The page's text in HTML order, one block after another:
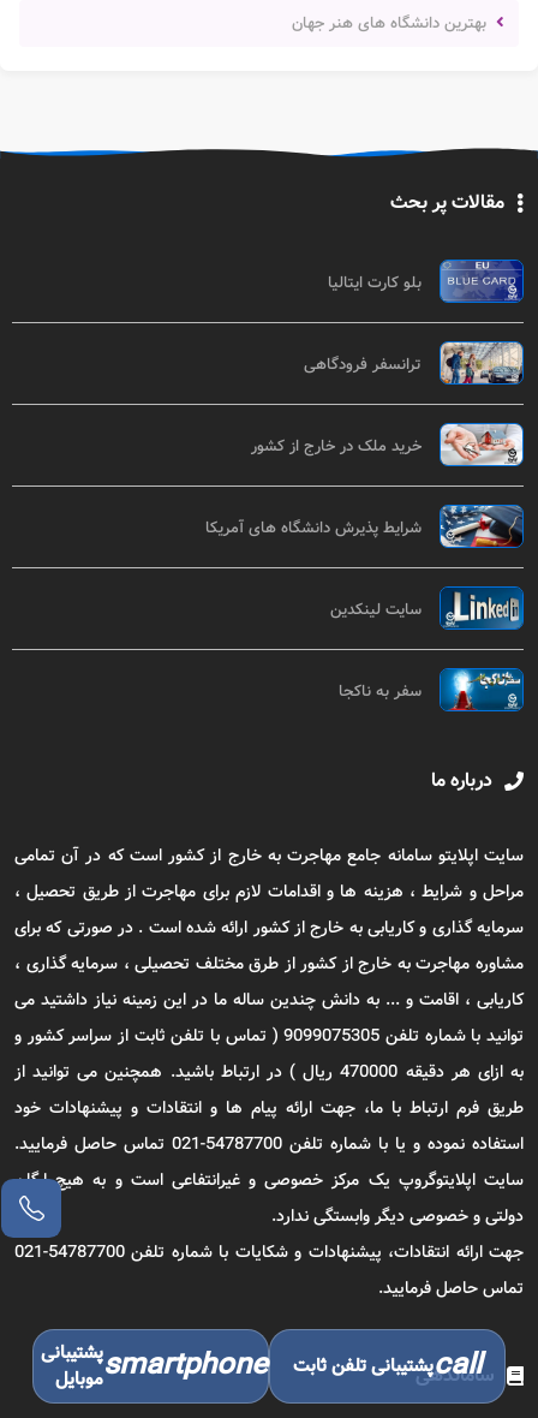
بهترین دانشگاه های هنر جهان
مقالات پر بحث
بلو کارت ایتالیا
ترانسفر فرودگاهی
خرید ملک در خارج از کشور
شرایط پذیرش دانشگاه های آمریکا
سایت لینکدین
سفر به ناکجا
درباره ما
سایت اپلایتو سامانه جامع مهاجرت به خارج از کشور است که در آن تمامی
مراحل و شرایط ، هزینه ها و اقدامات لازم برای مهاجرت از طریق تحصیل ،
سرمایه گذاری و کاریابی به خارج از کشور ارائه شده است . در صورتی که برای
مشاوره مهاجرت به خارج از کشور از طرق مختلف تحصیلی ، سرمایه گذاری ،
کاریابی ، اقامت و ... به دانش چندین ساله ما در این زمینه نیاز داشتید می
توانید با شماره تلفن 9099075305 ( تماس با تلفن ثابت از سراسر کشور و
به ازای هر دقیقه 470000 ریال ) در ارتباط باشید. همچنین می توانید از
طریق فرم ارتباط با ما، جهت ارائه پیام ها و انتقادات و پیشنهادات خود
استفاده نموده و یا با شماره تلفن 54787700-021 تماس حاصل فرمایید.
سایت اپلایتوگروپ یک مرکز خصوصی و غیرانتفاعی است و به هیچ ارگان
دولتی و خصوصی دیگر وابستگی ندارد.
جهت ارائه انتقادات، پیشنهادات و شکایات با شماره تلفن 54787700-021
تماس حاصل فرمایید.
ساماندهی
callپشتیبانی تلفن ثابت smartphoneپشتیبانی
موبایل